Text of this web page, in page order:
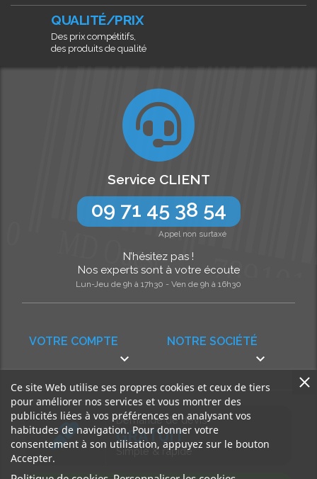
QUALITÉ/PRIX
Des prix compétitifs,
des produits de qualité
NOTRE SOCIÉTÉ

VOTRE COMPTE

Service CLIENT
09 71 45 38 54
Appel non surtaxé
N’hésitez pas !
Nos experts sont à votre écoute
Lun-Jeu de 9h à 17h30 - Ven de 9h à 16h30
Demande de devis
GRATUIT
Simple & rapide
Ce site Web utilise ses propres cookies et ceux de tiers
pour améliorer nos services et vous montrer des
publicités liées à vos préférences en analysant vos
habitudes de navigation. Pour donner votre
consentement à son utilisation, appuyez sur le bouton
Accepter.